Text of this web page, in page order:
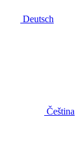
Deutsch
Čeština